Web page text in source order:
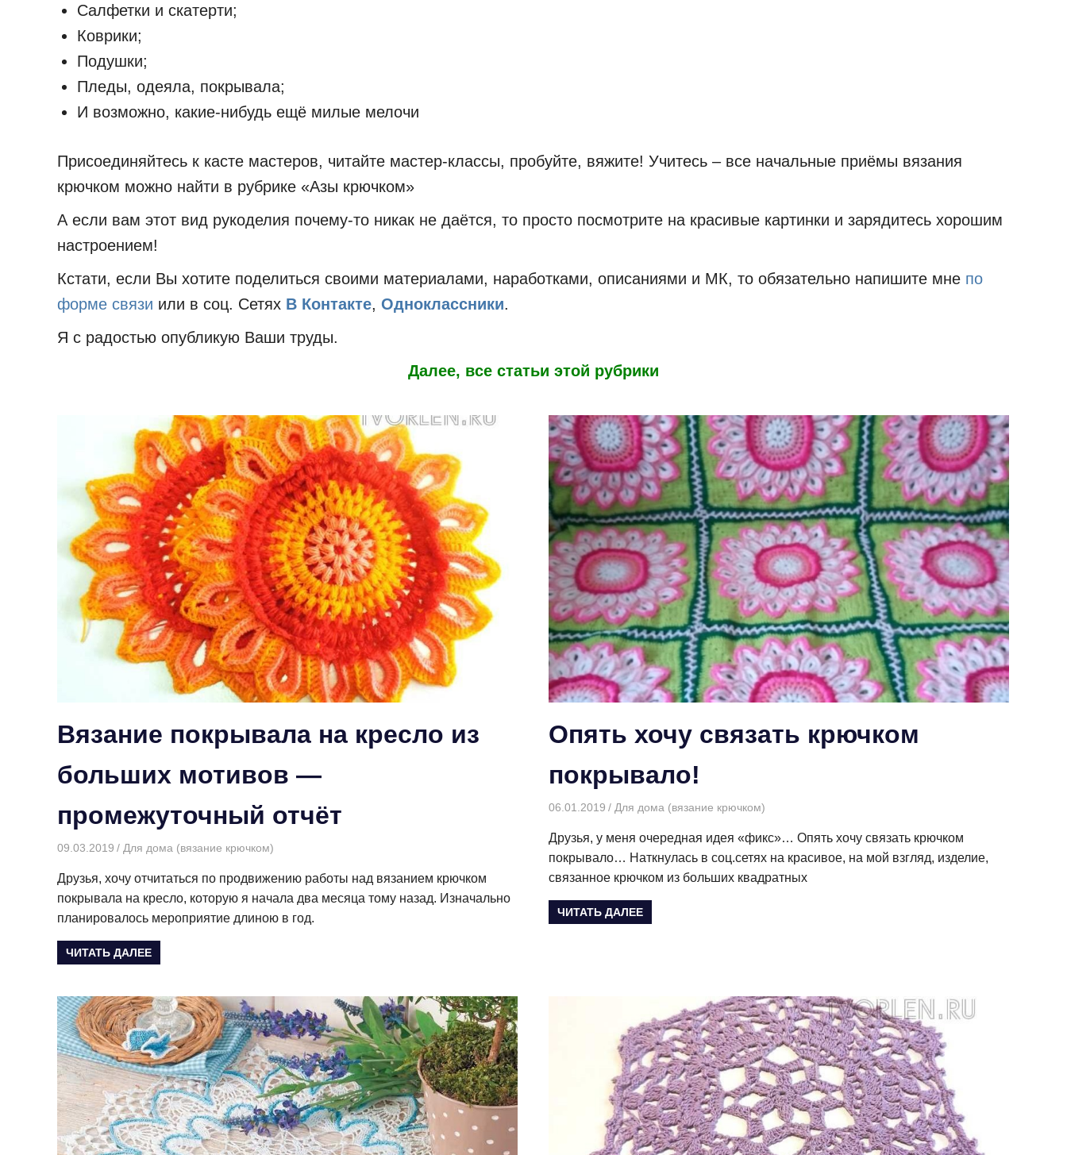
Салфетки и скатерти;
Коврики;
Подушки;
Пледы, одеяла, покрывала;
И возможно, какие-нибудь ещё милые мелочи
Присоединяйтесь к касте мастеров, читайте мастер-классы, пробуйте, вяжите! Учитесь – все начальные приёмы вязания
крючком можно найти в рубрике «Азы крючком»
А если вам этот вид рукоделия почему-то никак не даётся, то просто посмотрите на красивые картинки и зарядитесь хорошим
настроением!
Кстати, если Вы хотите поделиться своими материалами, наработками, описаниями и МК, то обязательно напишите мне по
форме связи или в соц. Сетях В Контакте, Одноклассники.
Я с радостью опубликую Ваши труды.
Далее, все статьи этой рубрики
Вязание покрывала на кресло из
больших мотивов —
промежуточный отчёт
09.03.2019 Творогова Елена
Для дома (вязание крючком)
Друзья, хочу отчитаться по продвижению работы над вязанием крючком
покрывала на кресло, которую я начала два месяца тому назад. Изначально
планировалось мероприятие длиною в год.
ЧИТАТЬ ДАЛЕЕ
Опять хочу связать крючком
покрывало!
06.01.2019 Творогова Елена
Для дома (вязание крючком)
Друзья, у меня очередная идея «фикс»… Опять хочу связать крючком
покрывало… Наткнулась в соц.сетях на красивое, на мой взгляд, изделие,
связанное крючком из больших квадратных
ЧИТАТЬ ДАЛЕЕ